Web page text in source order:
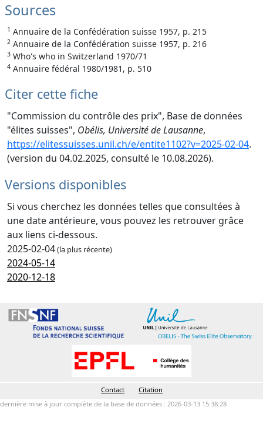
Sources
1 Annuaire de la Confédération suisse 1957, p. 215
2 Annuaire de la Confédération suisse 1957, p. 216
3 Who's who in Switzerland 1970/71
4 Annuaire fédéral 1980/1981, p. 510
Citer cette fiche
"Commission du contrôle des prix", Base de données
"élites suisses", Obélis, Université de Lausanne,
https://elitessuisses.unil.ch/e/entite1102?v=2025-02-04.
(version du 04.02.2025, consulté le 10.08.2026).
Versions disponibles
Si vous cherchez les données telles que consultées à
une date antérieure, vous pouvez les retrouver grâce
aux liens ci-dessous.
2025-02-04(la plus récente)
2024-05-14
2020-12-18
Contact
Citation
dernière mise à jour complète de la base de données : 2026-03-13 15:38:28